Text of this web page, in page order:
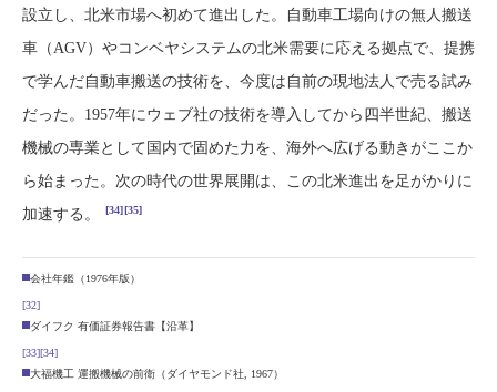
設立し、北米市場へ初めて進出した。自動車工場向けの無人搬送
車（AGV）やコンベヤシステムの北米需要に応える拠点で、提携
で学んだ自動車搬送の技術を、今度は自前の現地法人で売る試み
だった。1957年にウェブ社の技術を導入してから四半世紀、搬送
機械の専業として国内で固めた力を、海外へ広げる動きがここか
ら始まった。次の時代の世界展開は、この北米進出を足がかりに
加速する。
[34][35]
会社年鑑（1976年版）
[32]
ダイフク 有価証券報告書【沿革】
[33][34]
大福機工 運搬機械の前衛（ダイヤモンド社, 1967）